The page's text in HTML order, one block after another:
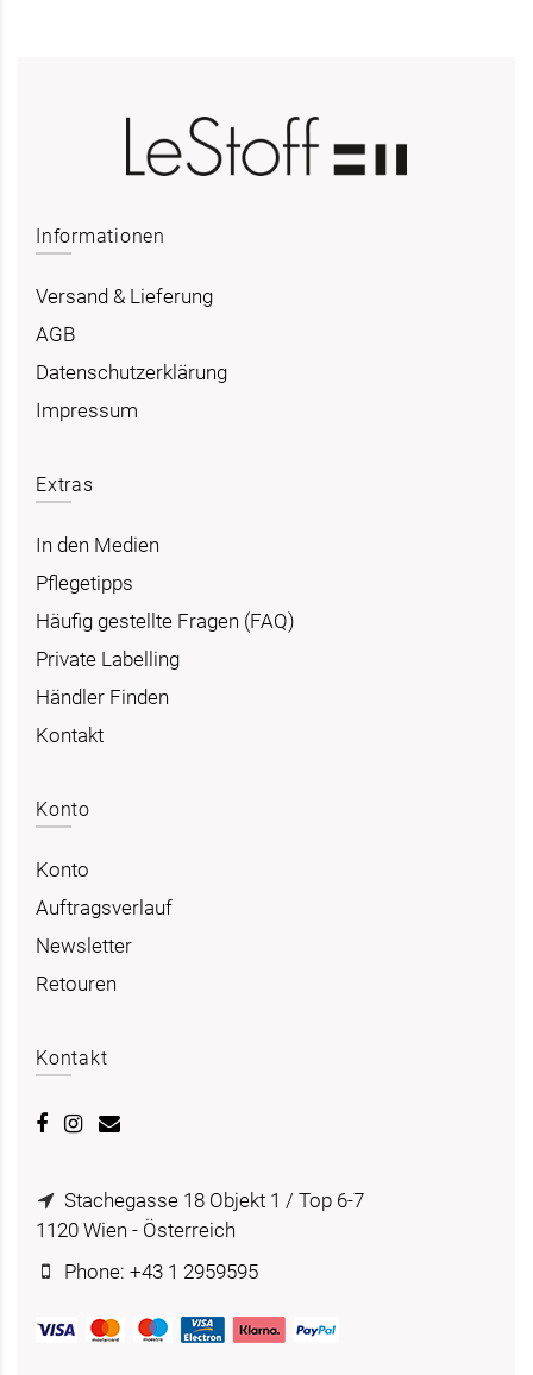
Informationen
Versand & Lieferung
AGB
Datenschutzerklärung
Impressum
Extras
In den Medien
Pflegetipps
Häufig gestellte Fragen (FAQ)
Private Labelling
Händler Finden
Kontakt
Konto
Konto
Auftragsverlauf
Newsletter
Retouren
Kontakt
Stachegasse 18 Objekt 1 / Top 6-7
1120 Wien - Österreich
Phone: +43 1 2959595